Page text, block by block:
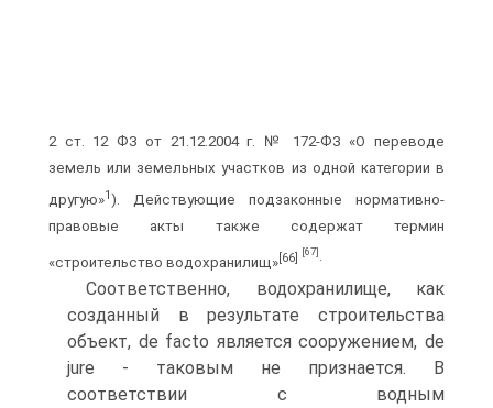
2 ст. 12 ФЗ от 21.12.2004 г. № 172-ФЗ «О переводе
земель или земельных участков из одной категории в
другую»1). Действующие подзаконные нормативно-
правовые акты также содержат термин
«строительство водохранилищ»[66] [67] .
Соответственно, водохранилище, как
созданный в результате строительства
объект, de facto является сооружением, de
jure - таковым не признается. В
соответствии с водным